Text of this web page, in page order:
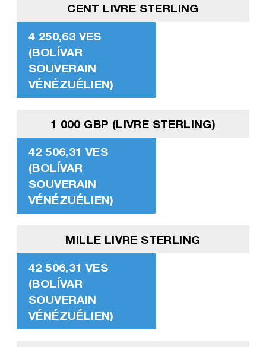
CENT LIVRE STERLING
4 250,63 VES
(BOLÍVAR
SOUVERAIN
VÉNÉZUÉLIEN)
1 000 GBP (LIVRE STERLING)
42 506,31 VES
(BOLÍVAR
SOUVERAIN
VÉNÉZUÉLIEN)
MILLE LIVRE STERLING
42 506,31 VES
(BOLÍVAR
SOUVERAIN
VÉNÉZUÉLIEN)